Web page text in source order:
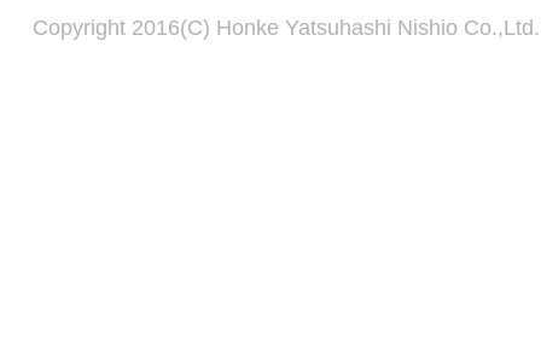
Copyright 2016(C) Honke Yatsuhashi Nishio